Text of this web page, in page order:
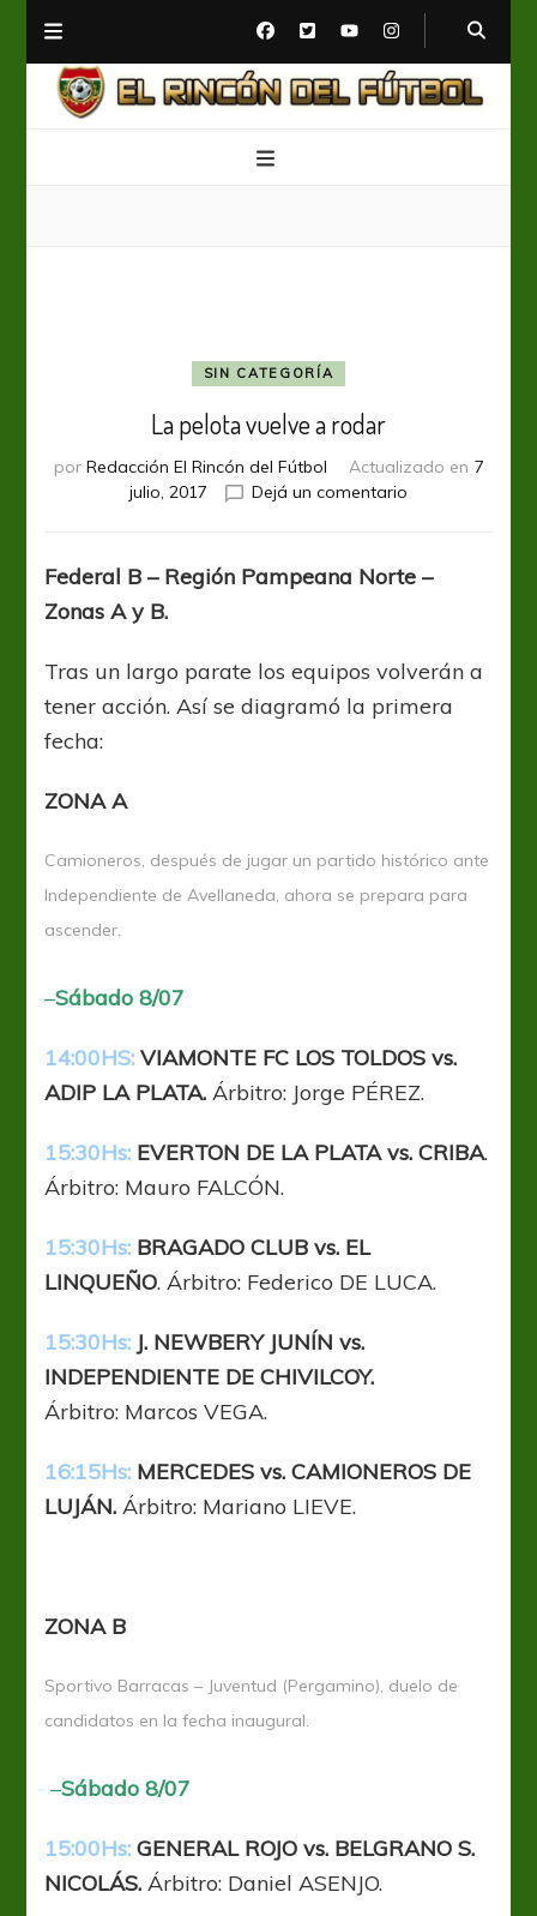
SIN CATEGORÍA
La pelota vuelve a rodar
por Redacción El Rincón del Fútbol Actualizado en 7
julio, 2017
Dejá un comentario
a
Federal B – Región Pampeana Norte –
Zonas A y B.
Tras un largo parate los equipos volverán a
tener acción. Así se diagramó la primera
fecha:
ZONA A
Camioneros, después de jugar un partido histórico ante
Independiente de Avellaneda, ahora se prepara para
ascender.
–Sábado 8/07
14:00HS: VIAMONTE FC LOS TOLDOS vs.
ADIP LA PLATA.Árbitro: Jorge PÉREZ.
15:30Hs: EVERTON DE LA PLATA vs. CRIBA.
Árbitro: Mauro FALCÓN.
15:30Hs: BRAGADO CLUB vs. EL
LINQUEÑO. Árbitro: Federico DE LUCA.
15:30Hs: J. NEWBERY JUNÍN vs.
INDEPENDIENTE DE CHIVILCOY.
Árbitro: Marcos VEGA.
16:15Hs: MERCEDES vs. CAMIONEROS DE
LUJÁN. Árbitro: Mariano LIEVE.
ZONA B
Sportivo Barracas – Juventud (Pergamino), duelo de
candidatos en la fecha inaugural.
–Sábado 8/07
15:00Hs: GENERAL ROJO vs. BELGRANO S.
NICOLÁS. Árbitro: Daniel ASENJO.